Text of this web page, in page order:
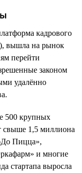
кадрового
вышла на рынок
перейти
законом
удалённо
500 крупных
свыше 1,5 миллиона
Пицца»,
и многие
стартапа выросла